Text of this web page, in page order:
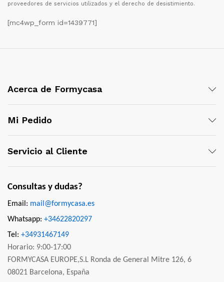
proveedores de servicios utilizados y el derecho de desistimiento.
[mc4wp_form id=1439771]
Acerca de Formycasa
Mi Pedido
Servicio al Cliente
Consultas y dudas?
Email: mail@formycasa.es
Whatsapp: +34622820297
Tel: +34931467149
Horario: 9:00-17:00
FORMYCASA EUROPE,S.L Ronda de General Mitre 126, 6
08021 Barcelona, España